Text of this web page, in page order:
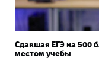
Сдавшая ЕГЭ на 500
местом учебы